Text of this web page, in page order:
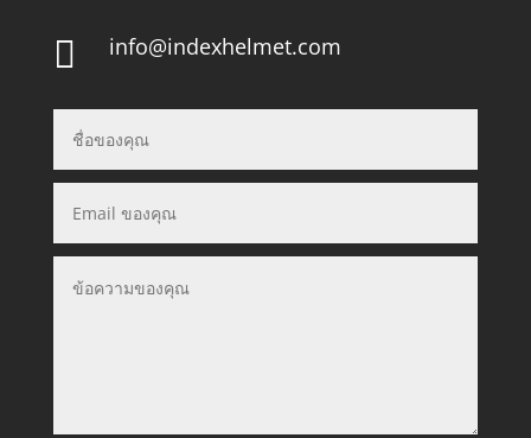
 info@indexhelmet.com